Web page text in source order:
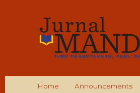
Home Announcements